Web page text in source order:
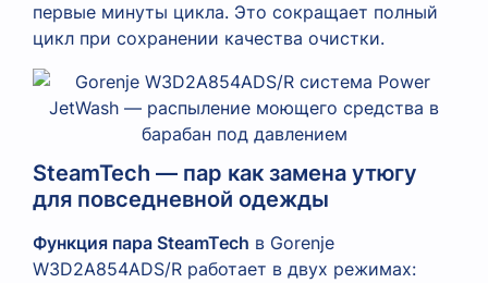
первые минуты цикла. Это сокращает полный
цикл при сохранении качества очистки.
SteamTech — пар как замена утюгу
для повседневной одежды
Функция пара SteamTech в Gorenje
W3D2A854ADS/R работает в двух режимах: